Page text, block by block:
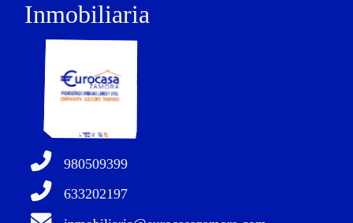
Inmobiliaria
980509399
633202197